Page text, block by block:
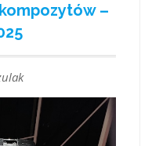
–